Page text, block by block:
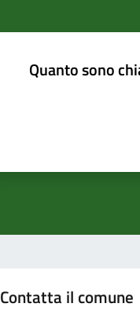
Quanto sono
Contatta il comune